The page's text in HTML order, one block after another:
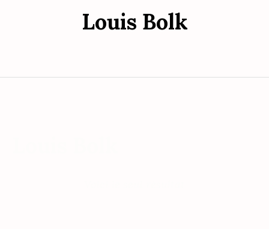
Louis Bolk